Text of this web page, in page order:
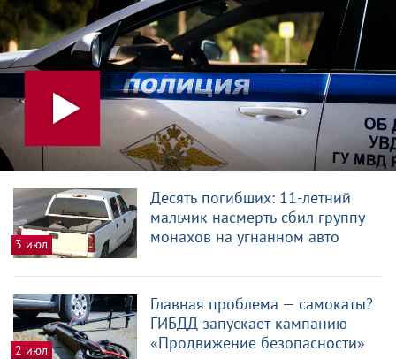
3 июл
Десять погибших: 11-летний
мальчик насмерть сбил группу
монахов на угнанном авто
2 июл
Главная проблема — самокаты?
ГИБДД запускает кампанию
«Продвижение безопасности»